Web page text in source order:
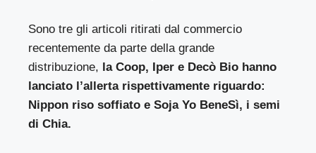
Sono tre gli articoli ritirati dal commercio
recentemente da parte della grande
distribuzione, la Coop, Iper e Decò Bio hanno
lanciato l’allerta rispettivamente riguardo:
Nippon riso soffiato e Soja Yo BeneSì, i semi
di Chia.